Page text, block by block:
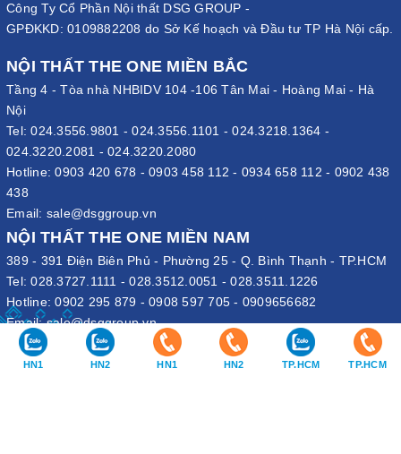
Công Ty Cổ Phần Nội thất DSG GROUP -
GPĐKKD: 0109882208 do Sở Kế hoạch và Đầu tư TP Hà Nội cấp.
NỘI THẤT THE ONE MIỀN BẮC
Tầng 4 - Tòa nhà NHBIDV 104 -106 Tân Mai - Hoàng Mai - Hà
Nội
Tel:024.3556.9801 -024.3556.1101 -024.3218.1364 -
024.3220.2081 - 024.3220.2080
Hotline:0903 420 678 - 0903 458 112 - 0934 658 112 - 0902 438
438
Email: sale@dsggroup.vn
NỘI THẤT THE ONE MIỀN NAM
389 - 391 Điện Biên Phủ - Phường 25 - Q. Bình Thạnh - TP.HCM
Tel:028.3727.1111 -028.3512.0051 -028.3511.1226
Hotline:0902 295 879 - 0908 597 705 - 0909656682
Email:sale@dsggroup.vn
VĂN PHÒNG TẬP ĐOÀN
109 Trần Hưng Đạo - P. Cửa Nam - Q. Hoàn Kiếm - Hà Nội
HN1 HN2 HN1 HN2 TP.HCM TP.HCM